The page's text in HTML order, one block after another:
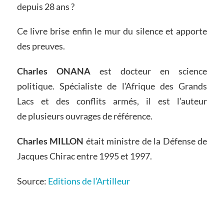
depuis 28 ans ?
Ce livre brise enfin le mur du silence et apporte
des preuves.
Charles ONANA est docteur en science
politique. Spécialiste de l’Afrique des Grands
Lacs et des conflits armés, il est l’auteur
de plusieurs ouvrages de référence.
Charles MILLON était ministre de la Défense de
Jacques Chirac entre 1995 et 1997.
Source: Editions de l’Artilleur